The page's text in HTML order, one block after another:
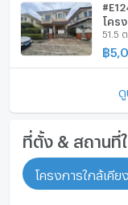
-ห้องนอนใหญ มีพื้น
-ห้องนอนเล็กทั้ง2ห้
เก็บของส่วนตัวได้
-ติดม่านมูลี่ ทั้งหลัง
-เครื่องปรับอากาศแ
Invertor
-เครื่องปรับอากาศ
-โต๊ะทานอาหาร ไม้
ยาว 2.20 xกว้าง
สระว่ายน้ำ
โรงยิม / ฟิตเนส
EV-Charger
โคร
พระ
51.5 ต
฿
ดู
ที่ตั้ง & สถานที่
โครงการใกล้เคียง